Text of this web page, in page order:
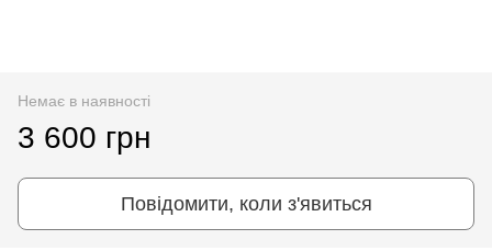
Немає в наявності
3 600 грн
Повідомити, коли з'явиться